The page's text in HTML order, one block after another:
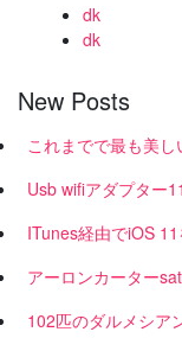
dk
dk
New Posts
これまでで最も美
Usb wifiアダプター
ITunes経由でiOS
アーロンカーター
102匹のダルメシア